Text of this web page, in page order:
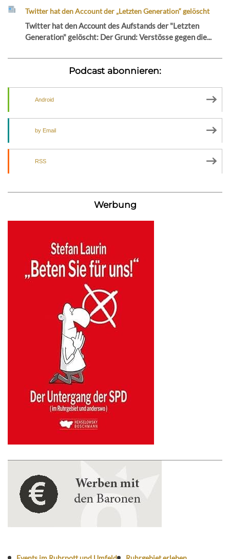
Twitter hat den Account der „Letzten Generation“ gelöscht
Twitter hat den Account des Aufstands der "Letzten
Generation" gelöscht: Der Grund: Verstösse gegen die...
Podcast abonnieren:
Android
by Email
RSS
Werbung